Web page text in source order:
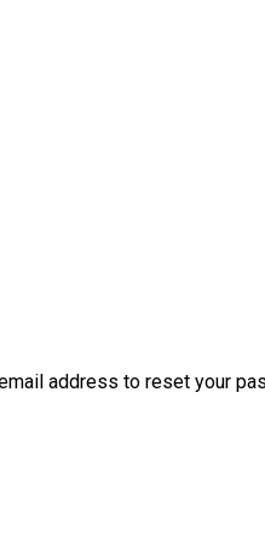
address to reset your